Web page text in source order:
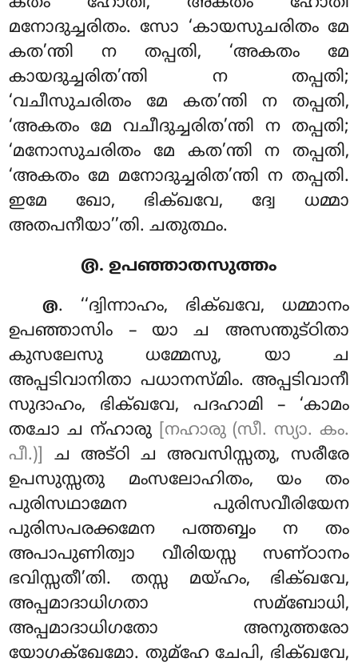
മനോദുച്ചരിതം. സോ ‘കായസുചരിതം മേ
കത’ന്തി ന തപ്പതി, ‘അകതം മേ
കായദുച്ചരിത’ന്തി ന തപ്പതി;
‘വചീസുചരിതം മേ കത’ന്തി ന തപ്പതി,
‘അകതംമേ വചീദുച്ചരിത’ന്തി ന തപ്പതി;
‘മനോസുചരിതം മേ കത’ന്തി ന തപ്പതി,
‘അകതം മേ മനോദുച്ചരിത’ന്തി ന തപ്പതി.
ഇമേ ഖോ, ഭിക്ഖവേ, ദ്വേ ധമ്മാ
അതപനീയാ’’തി. ചതുത്ഥം.
൫. ഉപഞ്ഞാതസുത്തം
൫. ‘‘ദ്വിന്നാഹം, ഭിക്ഖവേ, ധമ്മാനം
ഉപഞ്ഞാസിം – യാ ച അസന്തുട്ഠിതാ
കുസലേസു ധമ്മേസു, യാ ച
അപ്പടിവാനിതാ പധാനസ്മിം. അപ്പടിവാനീ
സുദാഹം, ഭിക്ഖവേ, പദഹാമി – ‘കാമം
തചോ ച ന്ഹാരു
[നഹാരു (സീ. സ്യാ. കം.
പീ.)]
ച അട്ഠി ച അവസിസ്സതു, സരീരേ
ഉപസുസ്സതു മംസലോഹിതം, യം തം
പുരിസഥാമേന പുരിസവീരിയേന
പുരിസപരക്കമേന പത്തബ്ബം ന തം
അപാപുണിത്വാ വീരിയസ്സ സണ്ഠാനം
ഭവിസ്സതീ’തി. തസ്സ മയ്ഹം, ഭിക്ഖവേ,
അപ്പമാദാധിഗതാ സമ്ബോധി,
അപ്പമാദാധിഗതോ അനുത്തരോ
യോഗക്ഖേമോ. തുമ്ഹേ ചേപി, ഭിക്ഖവേ,